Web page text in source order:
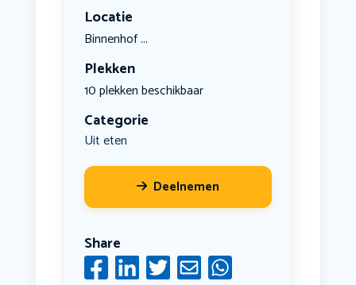
Locatie
Binnenhof ...
Plekken
10 plekken beschikbaar
Categorie
Uit eten
Deelnemen
Share